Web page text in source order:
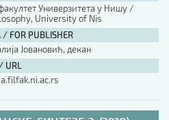
Универзитета у Нишу /
University of Nis
PUBLISHER
Јовановић, декан
URL